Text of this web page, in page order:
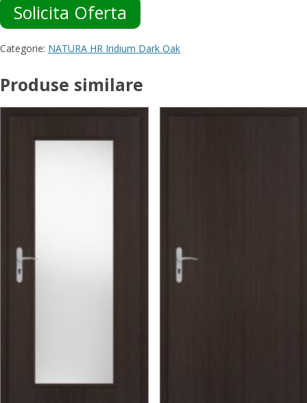
Solicita Oferta
Categorie: NATURA HR Iridium Dark Oak
Produse similare